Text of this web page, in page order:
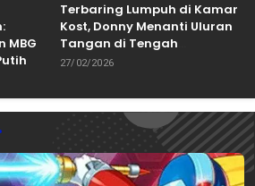
MBG
Terbaring Lumpuh di Kamar
Kost, Donny Menanti Uluran
Tangan di Tengah
Keterbatasan
27/02/2026